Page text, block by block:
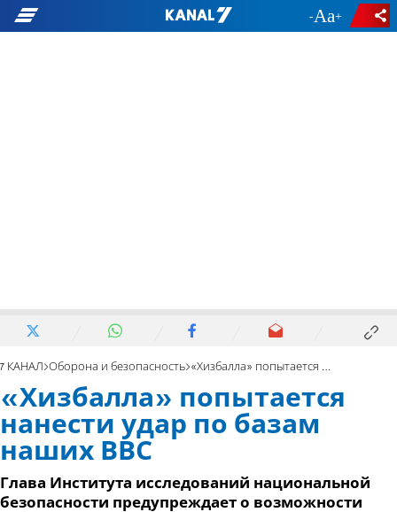
- +
7 КАНАЛ Оборона и безопасность «Хизбалла» попытается нанести удар по базам наших ВВС
«Хизбалла» попытается
нанести удар по базам
наших ВВС
Глава Института исследований национальной
безопасности предупреждает о возможности